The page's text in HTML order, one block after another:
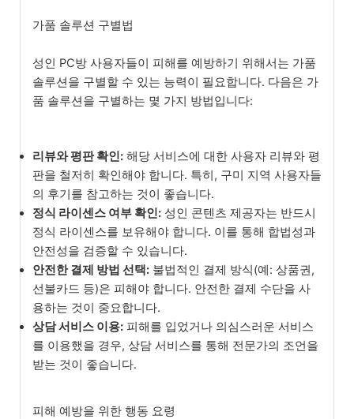
가품 솔루션 구별법
성인 PC방 사용자들이 피해를 예방하기 위해서는 가품
솔루션을 구별할 수 있는 능력이 필요합니다. 다음은 가
품 솔루션을 구별하는 몇 가지 방법입니다:
리뷰와 평판 확인: 해당 서비스에 대한 사용자 리뷰와 평
판을 철저히 확인해야 합니다. 특히, 구미 지역 사용자들
의 후기를 참고하는 것이 좋습니다.
정식 라이센스 여부 확인: 성인 콘텐츠 제공자는 반드시
정식 라이센스를 보유해야 합니다. 이를 통해 합법성과
안전성을 검증할 수 있습니다.
안전한 결제 방법 선택: 불법적인 결제 방식(예: 상품권,
선불카드 등)은 피해야 합니다. 안전한 결제 수단을 사
용하는 것이 중요합니다.
상담 서비스 이용: 피해를 입었거나 의심스러운 서비스
를 이용했을 경우, 상담 서비스를 통해 전문가의 조언을
받는 것이 좋습니다.
피해 예방을 위한 행동 요령